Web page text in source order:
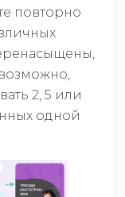
повторно
2, 5 или
одной